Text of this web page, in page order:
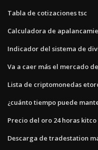
Tabla de cotizaciones tsc
Calculadora de
Indicador del sistema de
Va a caer más el mercado
Lista de criptomonedas
¿cuánto tiempo puede
Precio del oro 24 horas kitco
Descarga de tradestation